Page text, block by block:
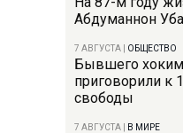
Абдуманнон
7 АВГУСТА ОБЩЕСТВО
Бывшего
приговорили к
свободы
7 АВГУСТА В МИРЕ